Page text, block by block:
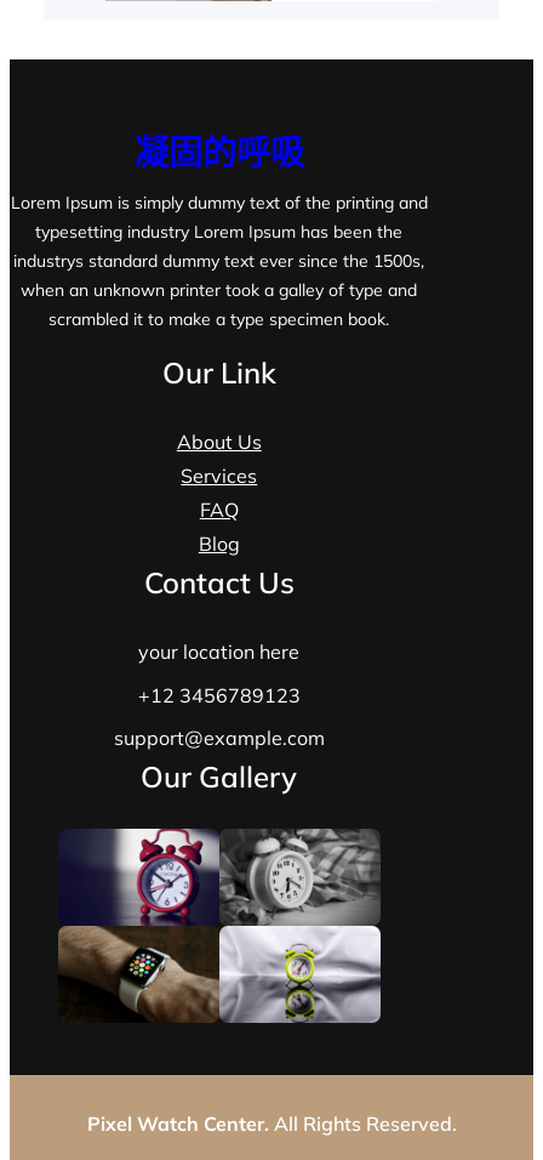
凝固的呼吸
Lorem Ipsum is simply dummy text of the printing and
typesetting industry Lorem Ipsum has been the
industrys standard dummy text ever since the 1500s,
when an unknown printer took a galley of type and
scrambled it to make a type specimen book.
Our Link
About Us
Services
FAQ
Blog
Contact Us
your location here
+12 3456789123
support@example.com
Our Gallery
Pixel Watch Center. All Rights Reserved.